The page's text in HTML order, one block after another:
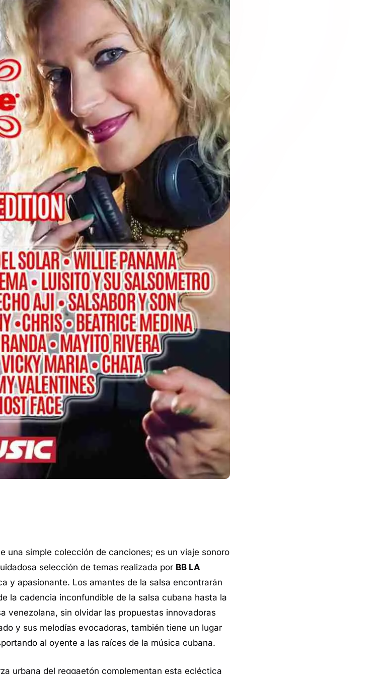
una simple colección de canciones; es un viaje sonoro
selección de temas realizada por BB LA
y apasionante. Los amantes de la salsa encontrarán
la cadencia inconfundible de la salsa cubana hasta la
venezolana, sin olvidar las propuestas innovadoras
y sus melodías evocadoras, también tiene un lugar
al oyente a las raíces de la música cubana.
urbana del reggaetón complementan esta ecléctica